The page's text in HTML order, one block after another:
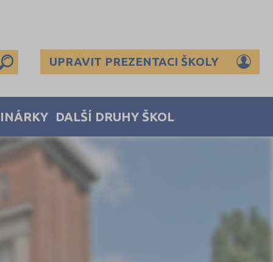
UPRAVIT PREZENTACI ŠKOLY
DALŠÍ DRUHY ŠKOL